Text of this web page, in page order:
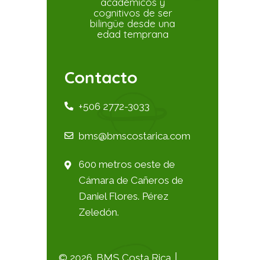
cognitivos de ser
bilingüe desde una
edad temprana
Contacto
+506 2772-3033
bms@bmscostarica.com
600 metros oeste de
Cámara de Cañeros de
Daniel Flores. Pérez
Zeledón.